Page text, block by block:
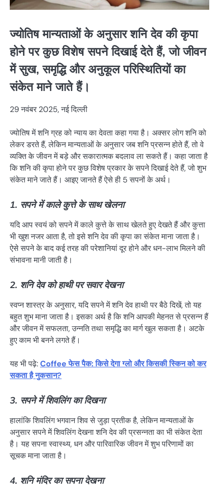
ज्योतिष मान्यताओं के अनुसार शनि देव की कृपा
होने पर कुछ विशेष सपने दिखाई देते हैं, जो जीवन
में सुख, समृद्धि और अनुकूल परिस्थितियों का
संकेत माने जाते हैं।
29 नवंबर 2025, नई दिल्ली
ज्योतिष में शनि ग्रह को न्याय का देवता कहा गया है। अक्सर लोग शनि को
लेकर डरते हैं, लेकिन मान्यताओं के अनुसार जब शनि प्रसन्न होते हैं, तो वे
व्यक्ति के जीवन में बड़े और सकारात्मक बदलाव ला सकते हैं। कहा जाता है
कि शनि की कृपा होने पर कुछ विशेष प्रकार के सपने दिखाई देते हैं, जो शुभ
संकेत माने जाते हैं। आइए जानते हैं ऐसे ही 5 सपनों के अर्थ।
1. सपने में काले कुत्ते के साथ खेलना
यदि आप स्वयं को सपने में काले कुत्ते के साथ खेलते हुए देखते हैं और कुत्ता
भी खुश नजर आता है, तो इसे शनि देव की कृपा का संकेत माना जाता है।
ऐसे सपने के बाद कई तरह की परेशानियां दूर होने और धन-लाभ मिलने की
संभावना मानी जाती है।
2. शनि देव को हाथी पर सवार देखना
स्वप्न शास्त्र के अनुसार, यदि सपने में शनि देव हाथी पर बैठे दिखें, तो यह
बहुत शुभ माना जाता है। इसका अर्थ है कि शनि आपकी मेहनत से प्रसन्न हैं
और जीवन में सफलता, उन्नति तथा समृद्धि का मार्ग खुल सकता है। अटके
हुए काम भी बनने लगते हैं।
यह भी पढ़े:Coffee फेस पैक: किसे देगा ग्लो और किसकी स्किन को कर
सकता है नुकसान?
3. सपने में शिवलिंग का दिखना
हालांकि शिवलिंग भगवान शिव से जुड़ा प्रतीक है, लेकिन मान्यताओं के
अनुसार सपने में शिवलिंग देखना शनि देव की प्रसन्नता का भी संकेत देता
है। यह सपना स्वास्थ्य, धन और पारिवारिक जीवन में शुभ परिणामों का
सूचक माना जाता है।
4. शनि मंदिर का सपना देखना